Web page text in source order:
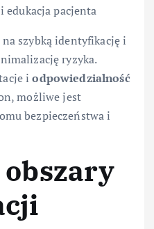
edukacja pacjenta
na szybką identyfikację i
ryzyka.
iodpowiedzialność
możliwe jest
bezpieczeństwa i